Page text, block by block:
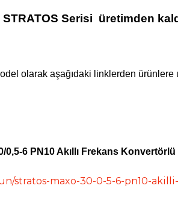
Serisi üretimden
olarak aşağıdaki linklerden ürünlere
0,5-6 PN10 Akıllı Frekans
stratos-maxo-30-0-5-6-pn10-